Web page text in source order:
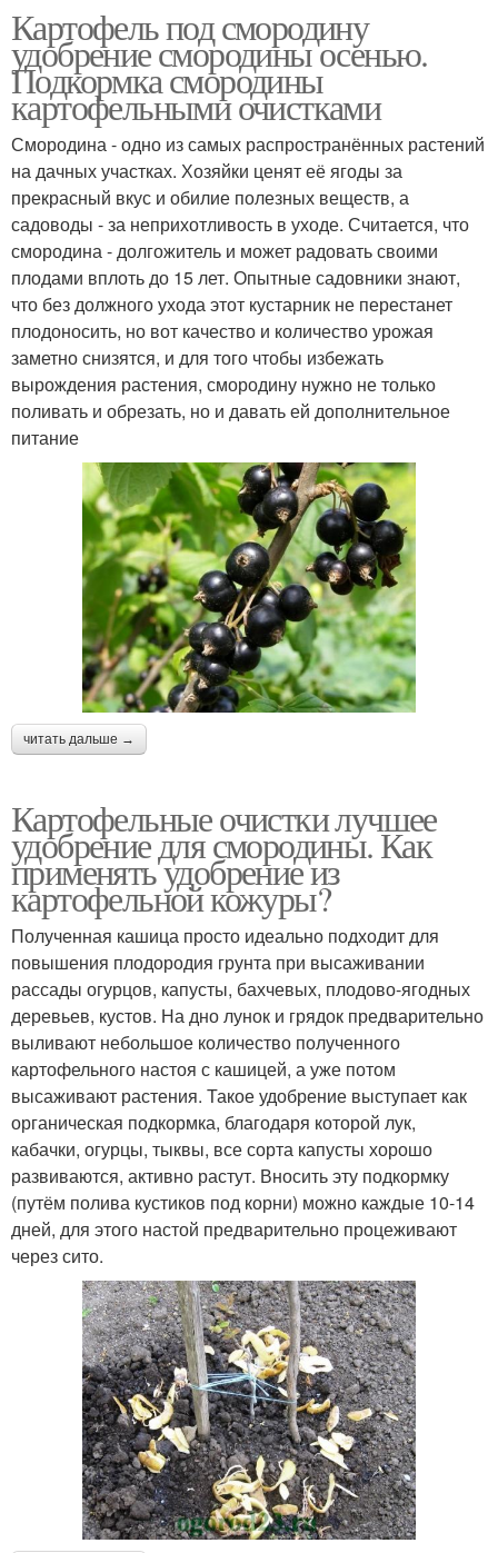
Картофель под смородину
удобрение смородины осенью.
Подкормка смородины
картофельными очистками
Смородина - одно из самых распространённых растений
на дачных участках. Хозяйки ценят её ягоды за
прекрасный вкус и обилие полезных веществ, а
садоводы - за неприхотливость в уходе. Считается, что
смородина - долгожитель и может радовать своими
плодами вплоть до 15 лет. Опытные садовники знают,
что без должного ухода этот кустарник не перестанет
плодоносить, но вот качество и количество урожая
заметно снизятся, и для того чтобы избежать
вырождения растения, смородину нужно не только
поливать и обрезать, но и давать ей дополнительное
питание
читать дальше →
Картофельные очистки лучшее
удобрение для смородины. Как
применять удобрение из
картофельной кожуры?
Полученная кашица просто идеально подходит для
повышения плодородия грунта при высаживании
рассады огурцов, капусты, бахчевых, плодово-ягодных
деревьев, кустов. На дно лунок и грядок предварительно
выливают небольшое количество полученного
картофельного настоя с кашицей, а уже потом
высаживают растения. Такое удобрение выступает как
органическая подкормка, благодаря которой лук,
кабачки, огурцы, тыквы, все сорта капусты хорошо
развиваются, активно растут. Вносить эту подкормку
(путём полива кустиков под корни) можно каждые 10-14
дней, для этого настой предварительно процеживают
через сито.